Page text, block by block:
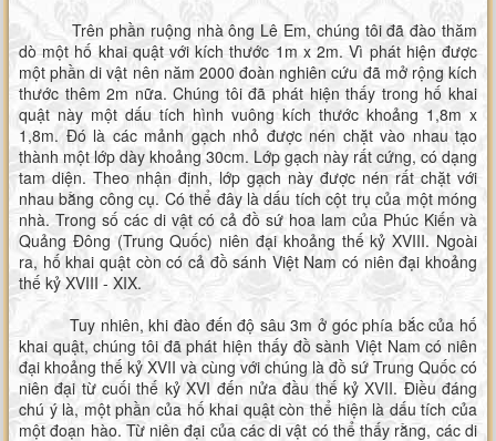
Trên phần ruộng nhà ông Lê Em, chúng tôi đã đào thăm
dò một hố khai quật với kích thước 1m x 2m. Vì phát hiện được
một phần di vật nên năm 2000 đoàn nghiên cứu đã mở rộng kích
thước thêm 2m nữa. Chúng tôi đã phát hiện thấy trong hố khai
quật này một dấu tích hình vuông kích thước khoảng 1,8m x
1,8m. Đó là các mảnh gạch nhỏ được nén chặt vào nhau tạo
thành một lớp dày khoảng 30cm. Lớp gạch này rất cứng, có dạng
tam diện. Theo nhận định, lớp gạch này được nén rất chặt với
nhau bằng công cụ. Có thể đây là dấu tích cột trụ của một móng
nhà. Trong số các di vật có cả đồ sứ hoa lam của Phúc Kiến và
Quảng Đông (Trung Quốc) niên đại khoảng thế kỷ XVIII. Ngoài
ra, hố khai quật còn có cả đồ sánh Việt Nam có niên đại khoảng
thế kỷ XVIII - XIX.
Tuy nhiên, khi đào đến độ sâu 3m ở góc phía bắc của hố
khai quật, chúng tôi đã phát hiện thấy đồ sành Việt Nam có niên
đại khoảng thế kỷ XVII và cùng với chúng là đồ sứ Trung Quốc có
niên đại từ cuối thế kỷ XVI đến nửa đầu thế kỷ XVII. Điều đáng
chú ý là, một phần của hố khai quật còn thể hiện là dấu tích của
một đoạn hào. Từ niên đại của các di vật có thể thấy rằng, các di